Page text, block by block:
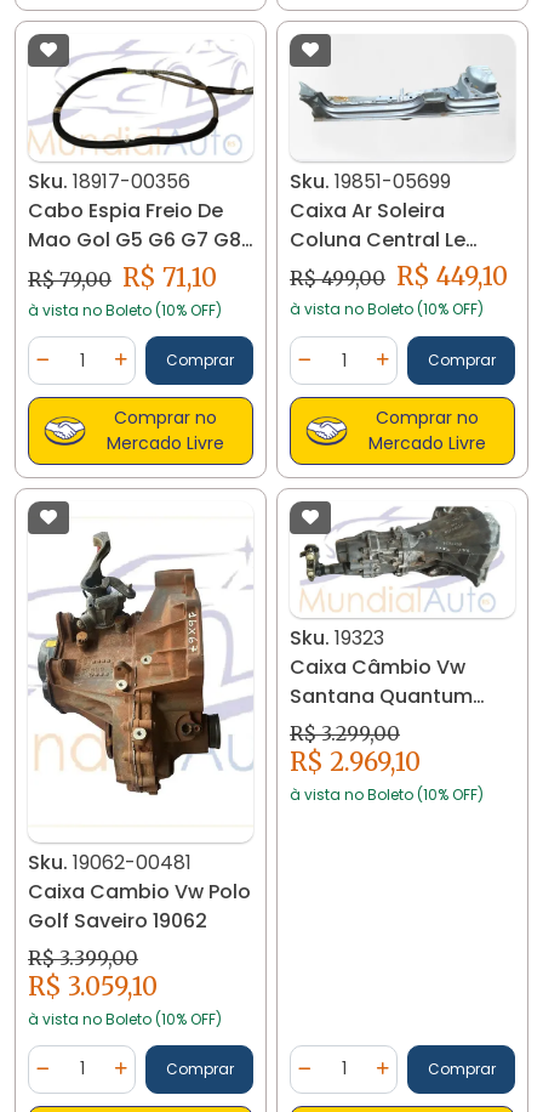
Sku. 18917-00356
Cabo Espia Freio De
Mao Gol G5 G6 G7 G8
18917
R$ 79,00 R$ 71,10
à vista no Boleto (10% OFF)
Diminuir Quantidade
Quantidade
Adicionar Quantidade
Comprar
Comprar no
Mercado Livre
Sku. 19851-05699
Caixa Ar Soleira
Coluna Central Le
Crossfox 2004/.. 19851
R$ 499,00 R$ 449,10
à vista no Boleto (10% OFF)
Diminuir Quantidade
Quantidade
AdicionarComprar
Comprar no
Mercado Livre
Sku. 19062-00481
Caixa Cambio Vw Polo
Golf Saveiro 19062
R$ 3.399,00
R$ 3.059,10
à vista no Boleto (10% OFF)
Diminuir Quantidade
Quantidade
Adicionar Quantidade
Comprar
Sku. 19323
Caixa Câmbio Vw
Santana Quantum
Parati Gol Ap 1990/98
19323
R$ 3.299,00
R$ 2.969,10
à vista no Boleto (10% OFF)
Diminuir Quantidade
Quantidade
AdicionarComprar